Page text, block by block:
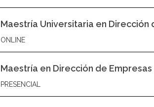
Maestría Universitaria en Dirección
ONLINE
Maestría en Dirección de
PRESENCIAL